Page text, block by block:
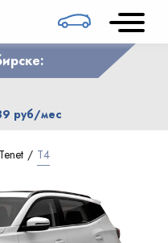
руб/мес
Tenet T4